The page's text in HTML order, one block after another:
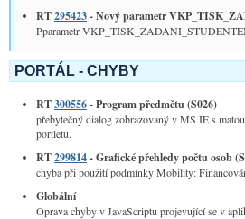
RT295423- Nový parametr
Pparametr
PORTÁL - CHYBY
RT300556- Program předmětu (S026)
přebytečný dialog zobrazovaný v MS IE s
portletu.
RT299814- Grafické přehledy počtu osob
chyba při použití podmínky Mobility:
Globální­
Oprava chyby v JavaScriptu projevující se v